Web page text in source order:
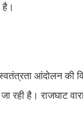
है।
स्वतंत्रता आंदोलन
है। राजघाट